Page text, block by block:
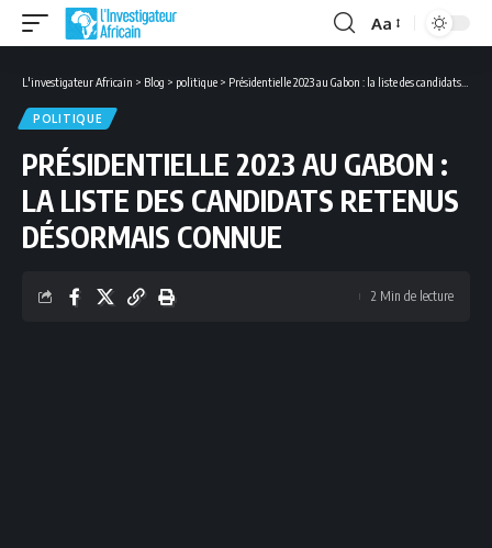
Font
Aa
L'investigateur Africain > Blog > politique > Présidentielle 2023 au Gabon : la liste des candidats retenus désormais connue
POLITIQUE
PRÉSIDENTIELLE 2023 AU GABON :
LA LISTE DES CANDIDATS RETENUS
DÉSORMAIS CONNUE
2 Min de lecture